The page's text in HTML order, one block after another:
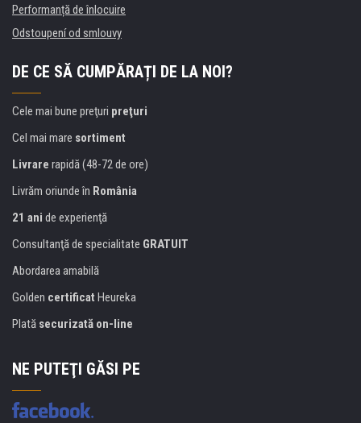
Performanță de înlocuire
Odstoupení od smlouvy
DE CE SĂ CUMPĂRAȚI DE LA NOI?
Cele mai bune preţuri preţuri
Cel mai mare sortiment
Livrare rapidă (48-72 de ore)
Livrăm oriunde în România
21 ani de experienţă
Consultanţă de specialitate GRATUIT
Abordarea amabilă
Golden certificat Heureka
Plată securizată on-line
NE PUTEŢI GĂSI PE